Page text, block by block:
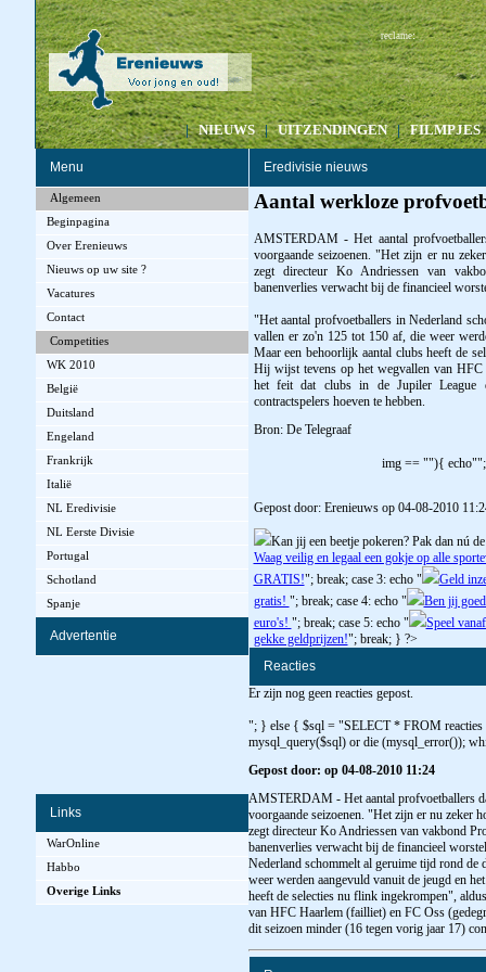
reclame:
| NIEUWS | UITZENDINGEN | FILMPJES
Menu
Algemeen
Beginpagina
Over Erenieuws
Nieuws op uw site ?
Vacatures
Contact
Competities
WK 2010
België
Duitsland
Engeland
Frankrijk
Italië
NL Eredivisie
NL Eerste Divisie
Portugal
Schotland
Spanje
Advertentie
Links
WarOnline
Habbo
Overige Links
Eredivisie nieuws
Aantal werkloze
AMSTERDAM - Het aantal
voorgaande seizoenen. "Het zijn er nu
zegt directeur Ko Andriessen van
banenverlies verwacht bij de financieel
"Het aantal profvoetballers in Nederland
vallen er zo'n 125 tot 150 af, die weer
Maar een behoorlijk aantal clubs heeft de
Hij wijst tevens op het wegvallen van
het feit dat clubs in de Jupiler League
contractspelers hoeven te hebben.
Bron: De Telegraaf
img == ""){
Gepost door: Erenieuws op 04-08-2010
Kan jij een beetje pokeren? Pak dan nú
Waag veilig en legaal een gokje op alle
GRATIS!"; break; case 3: echo "
Geld
gratis! "; break; case 4: echo "
Ben jij
euro's! "; break; case 5: echo "
Speel
gekke geldprijzen!"; break; } ?>
Reacties
Er zijn nog geen reacties gepost.
"; } else { $sql = "SELECT * FROM
mysql_query($sql) or die (mysql_error());
Gepost door: op 04-08-2010 11:24
AMSTERDAM - Het aantal profvoetballers
voorgaande seizoenen. "Het zijn er nu zeker
zegt directeur Ko Andriessen van vakbond
banenverlies verwacht bij de financieel
Nederland schommelt al geruime tijd rond de
weer werden aangevuld vanuit de jeugd en
heeft de selecties nu flink ingekrompen",
van HFC Haarlem (failliet) en FC Oss
dit seizoen minder (16 tegen vorig jaar 17)